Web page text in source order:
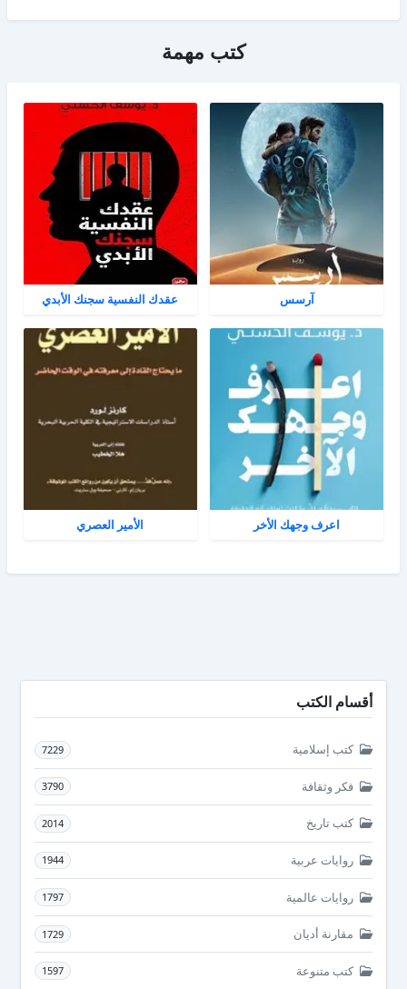
كتب مهمة
آرسس عقدك النفسية سجنك الأبدي
اعرف وجهك الأخر الأمير العصري
أقسام الكتب
كتب إسلامية 7229
فكر وثقافة 3790
كتب تاريخ 2014
روايات عربية 1944
روايات عالمية 1797
مقارنة أديان 1729
كتب متنوعة 1597